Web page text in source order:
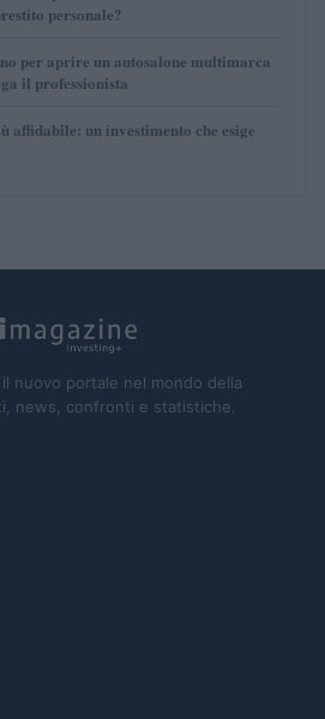
personale?
per aprire un autosalone multimarca
il professionista
affidabile: un investimento che esige
nuovo portale nel mondo della
news, confronti e statistiche.